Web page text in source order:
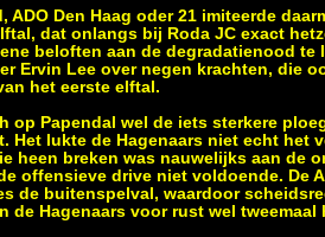
ADO Den Haag oder 21 imiteerde
dat onlangs bij Roda JC exact
beloften aan de degradatienood te
Ervin Lee over negen krachten, die
het eerste elftal.
op Papendal wel de iets sterkere
Het lukte de Hagenaars niet echt het
heen breken was nauwelijks aan de
offensieve drive niet voldoende. De
de buitenspelval, waardoor
de Hagenaars voor rust wel tweemaal